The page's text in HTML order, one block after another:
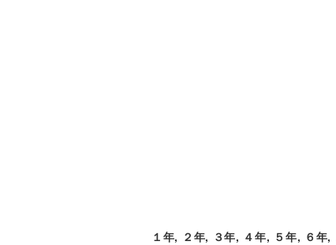
１年, ２年, ３年, ４年, ５年, ６年,